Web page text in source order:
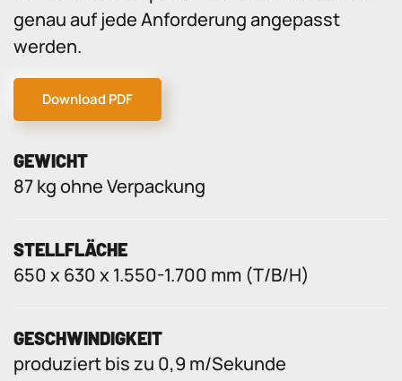
genau auf jede Anforderung angepasst
werden.
Download PDF
GEWICHT
87 kg ohne Verpackung
STELLFLÄCHE
650 x 630 x 1.550-1.700 mm (T/B/H)
GESCHWINDIGKEIT
produziert bis zu 0,9 m/Sekunde